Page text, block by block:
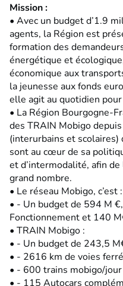
Mission :
• Avec un budget d’1.9
agents, la Région est
formation des
énergétique et
économique aux
la jeunesse aux fonds
elle agit au quotidien
• La Région Bourgogne-
des TRAIN Mobigo
(interurbains et
sont au cœur de sa
et d’intermodalité, afin
grand nombre.
• Le réseau Mobigo, c’est :
• - Un budget de 594 M
Fonctionnement et 140
• TRAIN Mobigo :
• - Un budget de 243,5
• - 2616 km de voies
• - 600 trains mobigo/jour
• - 115 Autocars